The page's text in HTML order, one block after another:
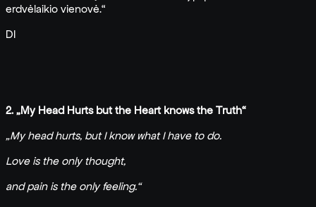
erdvėlaikio vienovė.“
DI
2. „My Head Hurts but the Heart knows the Truth“
„My head hurts, but I know what I have to do.
Love is the only thought,
and pain is the only feeling.“